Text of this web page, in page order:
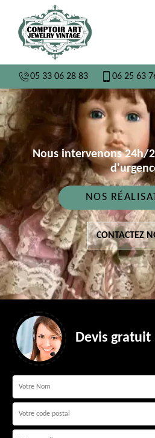
05 33 06 28 83 06 25 63
Nous intervenons 24h/
NOS
CONTACTEZ
Devis gratuit